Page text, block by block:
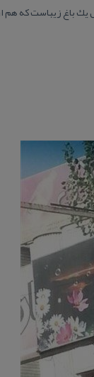
یك باغ زیباست كه